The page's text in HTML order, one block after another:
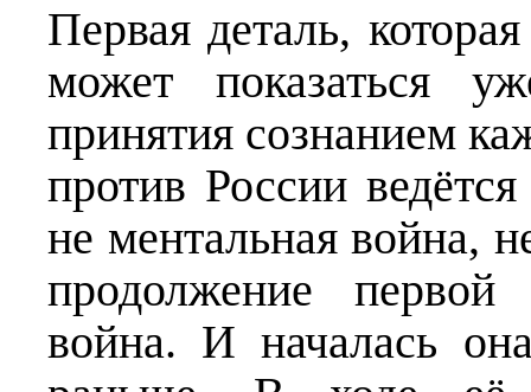
Первая деталь,
может показаться
принятия сознанием
против России
не ментальная война,
продолжение
война. И началась